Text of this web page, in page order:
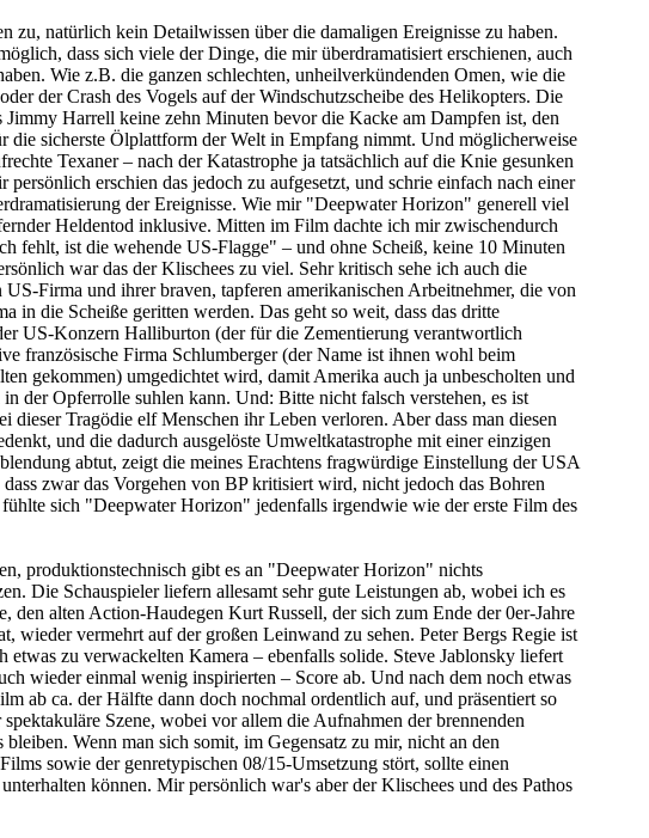
zu, natürlich kein Detailwissen über die damaligen Ereignisse zu haben.
dass sich viele der Dinge, die mir überdramatisiert erschienen, auch
Wie z.B. die ganzen schlechten, unheilverkündenden Omen, wie die
der Crash des Vogels auf der Windschutzscheibe des Helikopters. Die
Jimmy Harrell keine zehn Minuten bevor die Kacke am Dampfen ist, den
die sicherste Ölplattform der Welt in Empfang nimmt. Und möglicherweise
Texaner – nach der Katastrophe ja tatsächlich auf die Knie gesunken
persönlich erschien das jedoch zu aufgesetzt, und schrie einfach nach einer
der Ereignisse. Wie mir "Deepwater Horizon" generell viel
Heldentod inklusive. Mitten im Film dachte ich mir zwischendurch
fehlt, ist die wehende US-Flagge" – und ohne Scheiß, keine 10 Minuten
war das der Klischees zu viel. Sehr kritisch sehe ich auch die
Firma und ihrer braven, tapferen amerikanischen Arbeitnehmer, die von
in die Scheiße geritten werden. Das geht so weit, dass das dritte
US-Konzern Halliburton (der für die Zementierung verantwortlich
französische Firma Schlumberger (der Name ist ihnen wohl beim
gekommen) umgedichtet wird, damit Amerika auch ja unbescholten und
der Opferrolle suhlen kann. Und: Bitte nicht falsch verstehen, es ist
dieser Tragödie elf Menschen ihr Leben verloren. Aber dass man diesen
und die dadurch ausgelöste Umweltkatastrophe mit einer einzigen
abtut, zeigt die meines Erachtens fragwürdige Einstellung der USA
zwar das Vorgehen von BP kritisiert wird, nicht jedoch das Bohren
sich "Deepwater Horizon" jedenfalls irgendwie wie der erste Film des
produktionstechnisch gibt es an "Deepwater Horizon" nichts
Die Schauspieler liefern allesamt sehr gute Leistungen ab, wobei ich es
den alten Action-Haudegen Kurt Russell, der sich zum Ende der 0er-Jahre
wieder vermehrt auf der großen Leinwand zu sehen. Peter Bergs Regie ist
etwas zu verwackelten Kamera – ebenfalls solide. Steve Jablonsky liefert
wieder einmal wenig inspirierten – Score ab. Und nach dem noch etwas
ab ca. der Hälfte dann doch nochmal ordentlich auf, und präsentiert so
Szene, wobei vor allem die Aufnahmen der brennenden
Wenn man sich somit, im Gegensatz zu mir, nicht an den
sowie der genretypischen 08/15-Umsetzung stört, sollte einen
können. Mir persönlich war's aber der Klischees und des Pathos